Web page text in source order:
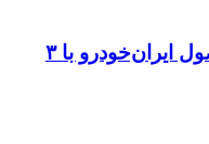
فوری | آغاز فروش ۱۱ محصول ایران‌خودرو با ۳